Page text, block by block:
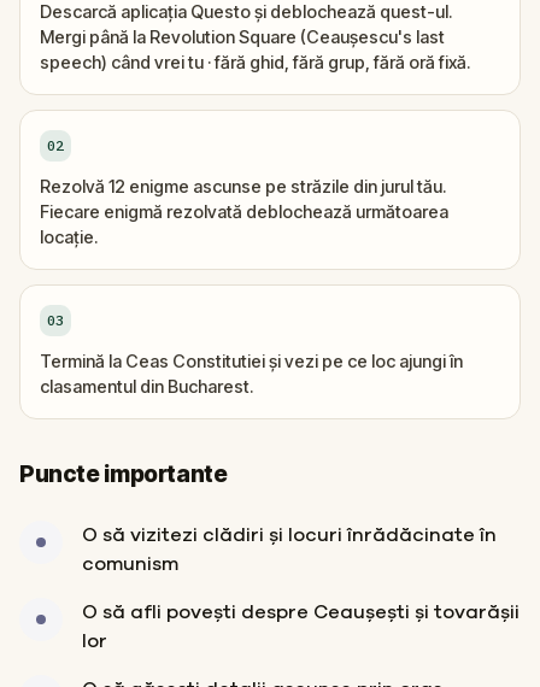
Descarcă aplicația Questo și deblochează quest-ul.
Mergi până la Revolution Square (Ceaușescu's last
speech) când vrei tu · fără ghid, fără grup, fără oră fixă.
02
Rezolvă 12 enigme ascunse pe străzile din jurul tău.
Fiecare enigmă rezolvată deblochează următoarea
locație.
03
Termină la Ceas Constitutiei și vezi pe ce loc ajungi în
clasamentul din Bucharest.
Puncte importante
O să vizitezi clădiri și locuri înrădăcinate în
comunism
O să afli povești despre Ceaușești și tovarășii
lor